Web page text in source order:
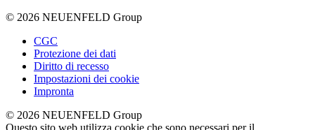
© 2026 NEUENFELD Group
CGC
Protezione dei dati
Diritto di recesso
Impostazioni dei cookie
Impronta
© 2026 NEUENFELD Group
Questo sito web utilizza cookie che sono necessari per il